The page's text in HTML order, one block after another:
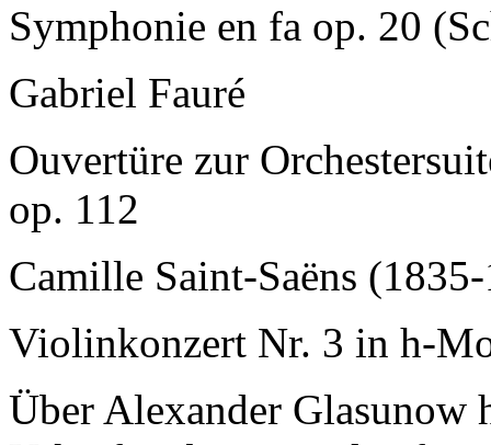
Symphonie en fa op. 20
Gabriel Fauré
Ouvertüre zur
op. 112
Camille Saint-Saëns
Violinkonzert Nr. 3 in h-
Über Alexander Glasunow